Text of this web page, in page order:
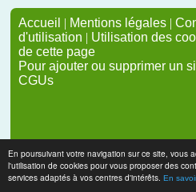
En poursuivant votre navigation sur ce site, vous
l'utilisation de cookies pour vous proposer des
services adaptés à vos centres d'intérêts. En
Accueil | Mentions légales |
d'utilisation | Utilisation des
de cette page
Pour ajouter ou supprimer un
CGUs